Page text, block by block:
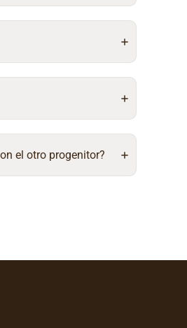
el otro progenitor?